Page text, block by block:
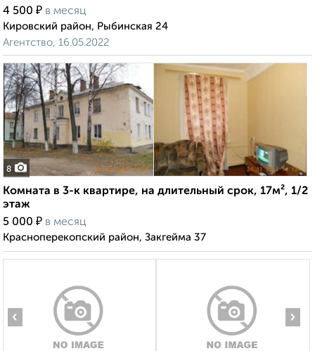
4 500 ₽ в месяц
Кировский район, Рыбинская 24
Агентство, 16.05.2022
8
Комната в 3-к квартире, на длительный срок, 17м², 1/2
этаж
5 000 ₽ в месяц
Красноперекопский район, Закгейма 37
‹ ›